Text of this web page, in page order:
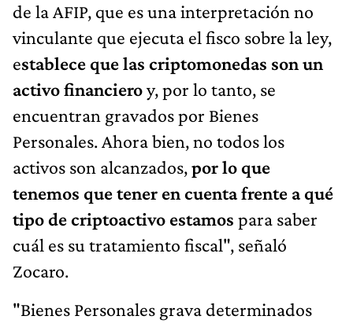
de la AFIP, que es una interpretación no
vinculante que ejecuta el fisco sobre la ley,
establece que las criptomonedas son un
activo financieroy, por lo tanto, se
encuentran gravados por Bienes
Personales. Ahora bien, no todos los
activos son alcanzados,por lo que
tenemos que tener en cuenta frente a qué
tipo de criptoactivo estamos para saber
cuál es su tratamiento fiscal", señaló
Zocaro.
"Bienes Personales grava determinados